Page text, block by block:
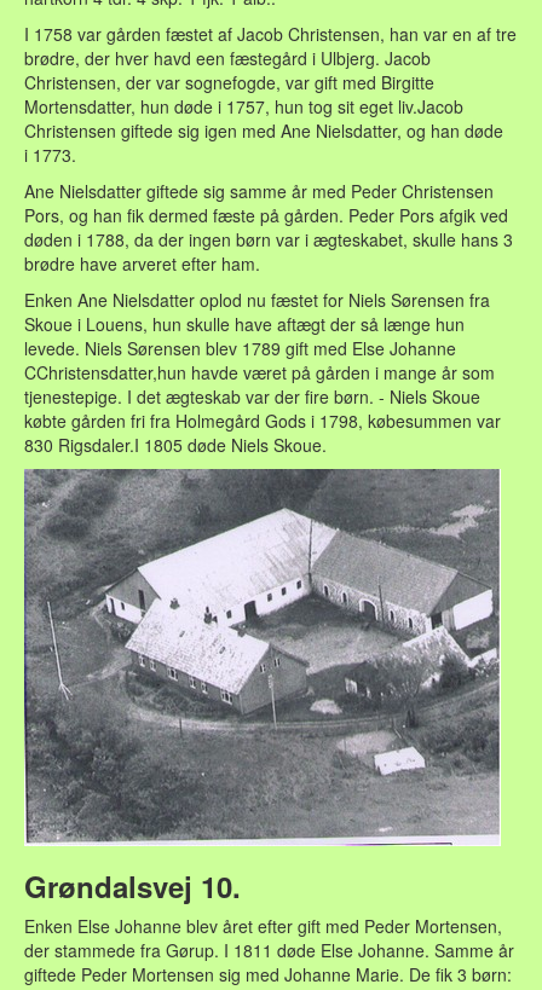
I 1758 var gården fæstet af Jacob Christensen, han var en af tre
brødre, der hver havd een fæstegård i Ulbjerg. Jacob
Christensen, der var sognefogde, var gift med Birgitte
Mortensdatter, hun døde i 1757, hun tog sit eget liv.Jacob
Christensen giftede sig igen med Ane Nielsdatter, og han døde
i 1773.
Ane Nielsdatter giftede sig samme år med Peder Christensen
Pors, og han fik dermed fæste på gården. Peder Pors afgik ved
døden i 1788, da der ingen børn var i ægteskabet, skulle hans 3
brødre have arveret efter ham.
Enken Ane Nielsdatter oplod nu fæstet for Niels Sørensen fra
Skoue i Louens, hun skulle have aftægt der så længe hun
levede. Niels Sørensen blev 1789 gift med Else Johanne
CChristensdatter,hun havde været på gården i mange år som
tjenestepige. I det ægteskab var der fire børn. - Niels Skoue
købte gården fri fra Holmegård Gods i 1798, købesummen var
830 Rigsdaler.I 1805 døde Niels Skoue.
Grøndalsvej 10.
Enken Else Johanne blev året efter gift med Peder Mortensen,
der stammede fra Gørup. I 1811 døde Else Johanne. Samme år
giftede Peder Mortensen sig med Johanne Marie. De fik 3 børn: